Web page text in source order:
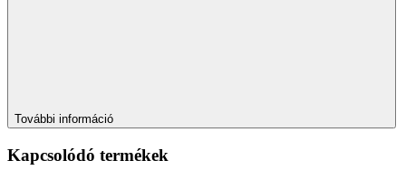
További információ
Kapcsolódó termékek